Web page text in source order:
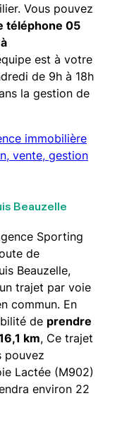
Vous pouvez
téléphone 05
est à votre
de 9h à 18h
la gestion de
immobilière
vente, gestion
Beauzelle
Sporting
de
Beauzelle,
trajet par voie
commun. En
de prendre
km, Ce trajet
pouvez
Lactée (M902)
environ 22